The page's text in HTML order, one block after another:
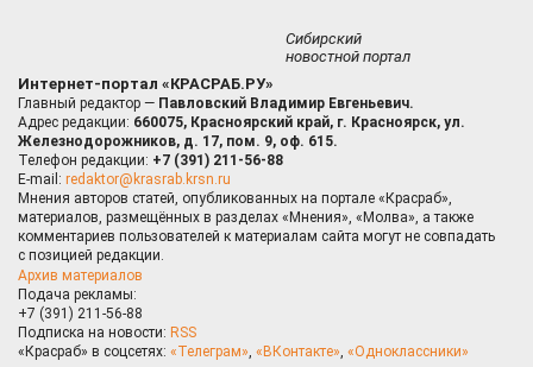
Сибирский
новостной портал
Интернет-портал «КРАСРАБ.РУ»
Главный редактор — Павловский Владимир Евгеньевич.
Адрес редакции: 660075, Красноярский край, г. Красноярск, ул.
Железнодорожников, д. 17, пом. 9, оф. 615.
Телефон редакции: +7 (391) 211-56-88
E-mail: redaktor@krasrab.krsn.ru
Мнения авторов статей, опубликованных на портале «Красраб»,
материалов, размещённых в разделах «Мнения», «Молва», а также
комментариев пользователей к материалам сайта могут не совпадать
с позицией редакции.
Архив материалов
Подача рекламы:
+7 (391) 211-56-88
Подписка на новости: RSS
«Красраб» в соцсетях: «Телеграм», «ВКонтакте», «Одноклассники»